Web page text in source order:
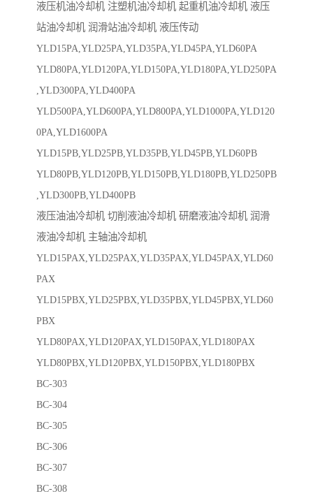
液压机油冷却机 注塑机油冷却机 起重机油冷却机 液压
站油冷却机 润滑站油冷却机 液压传动
YLD15PA,YLD25PA,YLD35PA,YLD45PA,YLD60PA
YLD80PA,YLD120PA,YLD150PA,YLD180PA,YLD250PA
,YLD300PA,YLD400PA
YLD500PA,YLD600PA,YLD800PA,YLD1000PA,YLD120
0PA,YLD1600PA
YLD15PB,YLD25PB,YLD35PB,YLD45PB,YLD60PB
YLD80PB,YLD120PB,YLD150PB,YLD180PB,YLD250PB
,YLD300PB,YLD400PB
液压油油冷却机 切削液油冷却机 研磨液油冷却机 润滑
液油冷却机 主轴油冷却机
YLD15PAX,YLD25PAX,YLD35PAX,YLD45PAX,YLD60
PAX
YLD15PBX,YLD25PBX,YLD35PBX,YLD45PBX,YLD60
PBX
YLD80PAX,YLD120PAX,YLD150PAX,YLD180PAX
YLD80PBX,YLD120PBX,YLD150PBX,YLD180PBX
BC-303
BC-304
BC-305
BC-306
BC-307
BC-308